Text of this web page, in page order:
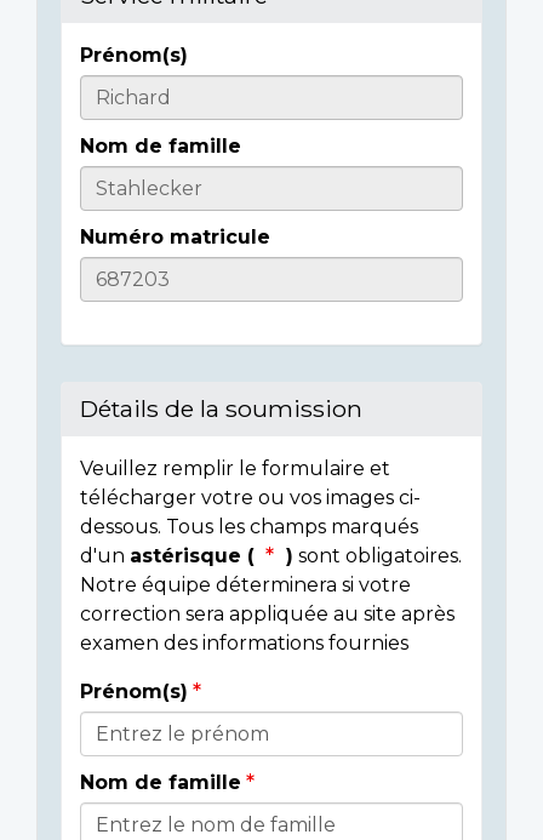
Casualty
Details
Prénom(s)
Nom de famille
Numéro matricule
Détails de la soumission
Veuillez remplir le formulaire et
télécharger votre ou vos images ci-
dessous. Tous les champs marqués
d'un astérisque ( ) sont obligatoires.
Notre équipe déterminera si votre
correction sera appliquée au site après
examen des informations fournies
Donor
Details
Prénom(s)
Nom de famille